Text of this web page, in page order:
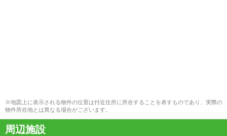
※地図上に表示される物件の位置は付近住所に所在することを表すものであり、実際の
物件所在地とは異なる場合がございます。
周辺施設